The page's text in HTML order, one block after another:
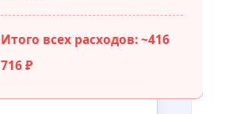
Итого всех расходов: ~416
716 ₽